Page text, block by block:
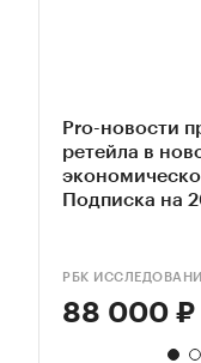
Pro-новости
ретейла в
Подписка на
РБК
88 000 ₽